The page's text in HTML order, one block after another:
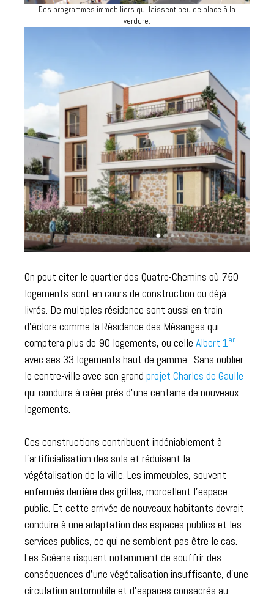
Des programmes immobiliers qui laissent peu de place à la
verdure.
On peut citer le quartier des Quatre-Chemins où 750
logements sont en cours de construction ou déjà
livrés. De multiples résidence sont aussi en train
d’éclore comme la Résidence des Mésanges qui
comptera plus de 90 logements, ou celle Albert 1 er
avec ses 33 logements haut de gamme. Sans oublier
le centre-ville avec son grand projet Charles de Gaulle
qui conduira à créer près d’une centaine de nouveaux
logements.
Ces constructions contribuent indéniablement à
l’artificialisation des sols et réduisent la
végétalisation de la ville. Les immeubles, souvent
enfermés derrière des grilles, morcellent l’espace
public. Et cette arrivée de nouveaux habitants devrait
conduire à une adaptation des espaces publics et les
services publics, ce qui ne semblent pas être le cas.
Les Scéens risquent notamment de souffrir des
conséquences d’une végétalisation insuffisante, d’une
circulation automobile et d’espaces consacrés au